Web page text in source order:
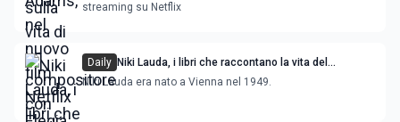
streaming su Netflix
Daily Niki Lauda, i libri che raccontano la vita del
campione di automobilismo
Niki Lauda era nato a Vienna nel 1949.